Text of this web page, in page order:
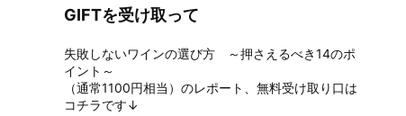
GIFTを受け取って
失敗しないワインの選び方 ～押さえるべき14のポ
イント～
（通常1100円相当）のレポート、無料受け取り口は
コチラです↓